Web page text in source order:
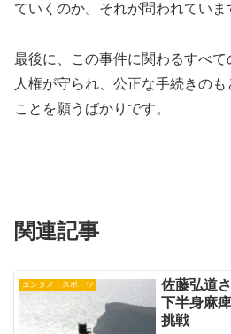
ていくのか。それが問われていま
最後に、この事件に関わるすべ
人権が守られ、公正な手続きの
ことを願うばかりです。
関連記事
エンタメ・スポーツ
佐藤弘道
下半身麻
挑戦